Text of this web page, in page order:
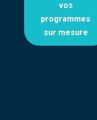
vos
programmes
sur mesure